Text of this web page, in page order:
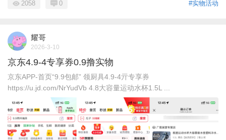
#实物活动
2058 0
耀哥
2026-3-10
京东4.9-4专享券0.9撸实物
京东APP-首页“9.9包邮” 领厨具4.9-4亓专享券
https://u.jd.com/NrYudVb 4.8大容量运动水杯1.5L ...